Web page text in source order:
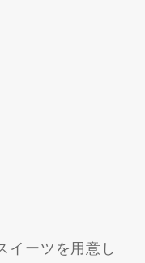
イーツを用意し